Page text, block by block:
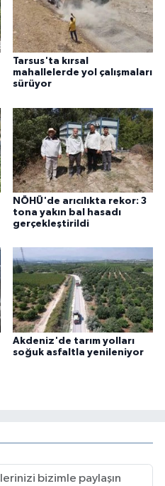
Tarsus'ta kırsal
mahallelerde yol çalışmaları
sürüyor
NÖHÜ'de arıcılıkta rekor: 3
tona yakın bal hasadı
gerçekleştirildi
Akdeniz'de tarım yolları
soğuk asfaltla yenileniyor